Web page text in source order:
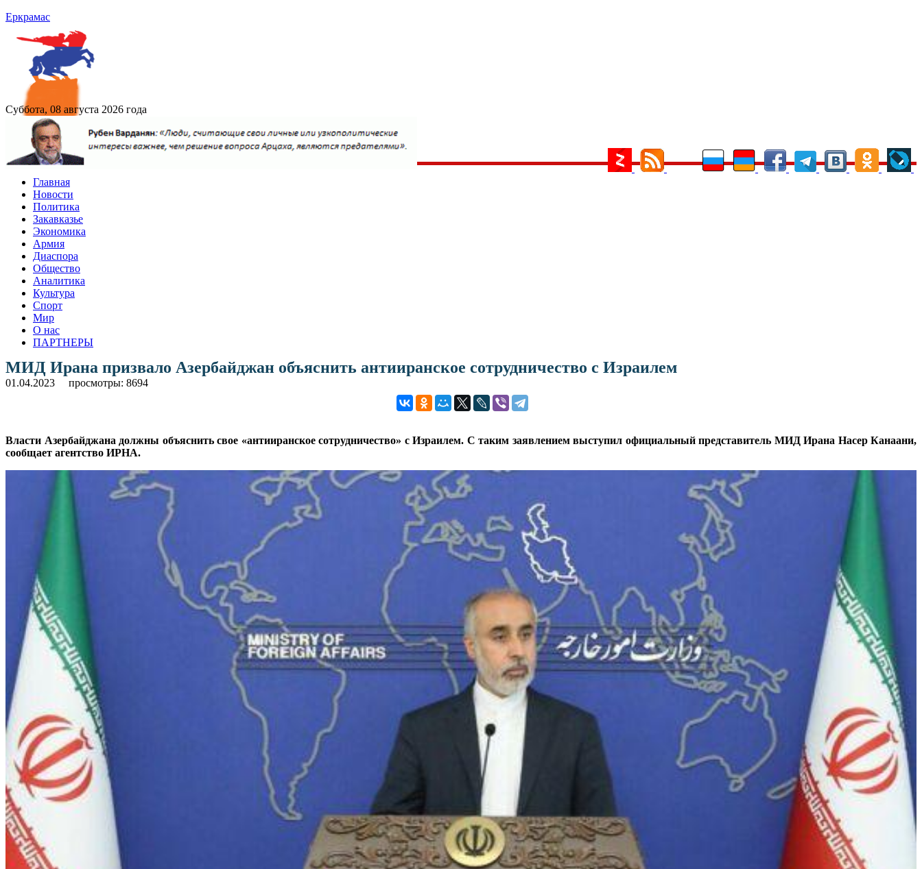
Еркрамас
Суббота, 08 августа 2026 года
Главная
Новости
Политика
Закавказье
Экономика
Армия
Диаспора
Общество
Аналитика
Культура
Спорт
Мир
О нас
ПАРТНЕРЫ
МИД Ирана призвало Азербайджан объяснить антииранское сотрудничество с Израилем
01.04.2023 просмотры: 8694
Власти Азербайджана должны объяснить свое «антииранское сотрудничество» с Израилем. С таким заявлением выступил официальный представитель МИД Ирана Насер Канаани,
сообщает агентство ИРНА.